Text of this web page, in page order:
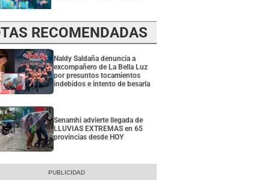
RECOMENDADAS
Naldy Saldaña denuncia a
excompañero de La Bella Luz
por presuntos tocamientos
indebidos e intento de besarla
Senamhi advierte llegada de
LLUVIAS EXTREMAS en 65
provincias desde HOY